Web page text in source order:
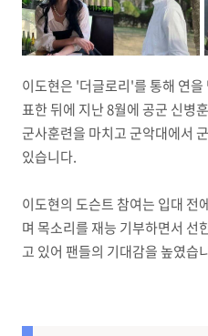
이도현은 '더글로리'를 통해 연
표한 뒤에 지난 8월에 공군 신병
군사훈련을 마치고 군악대에서
있습니다.
이도현의 도슨트 참여는 입대 전
며 목소리를 재능 기부하면서 선
고 있어 팬들의 기대감을 높였습